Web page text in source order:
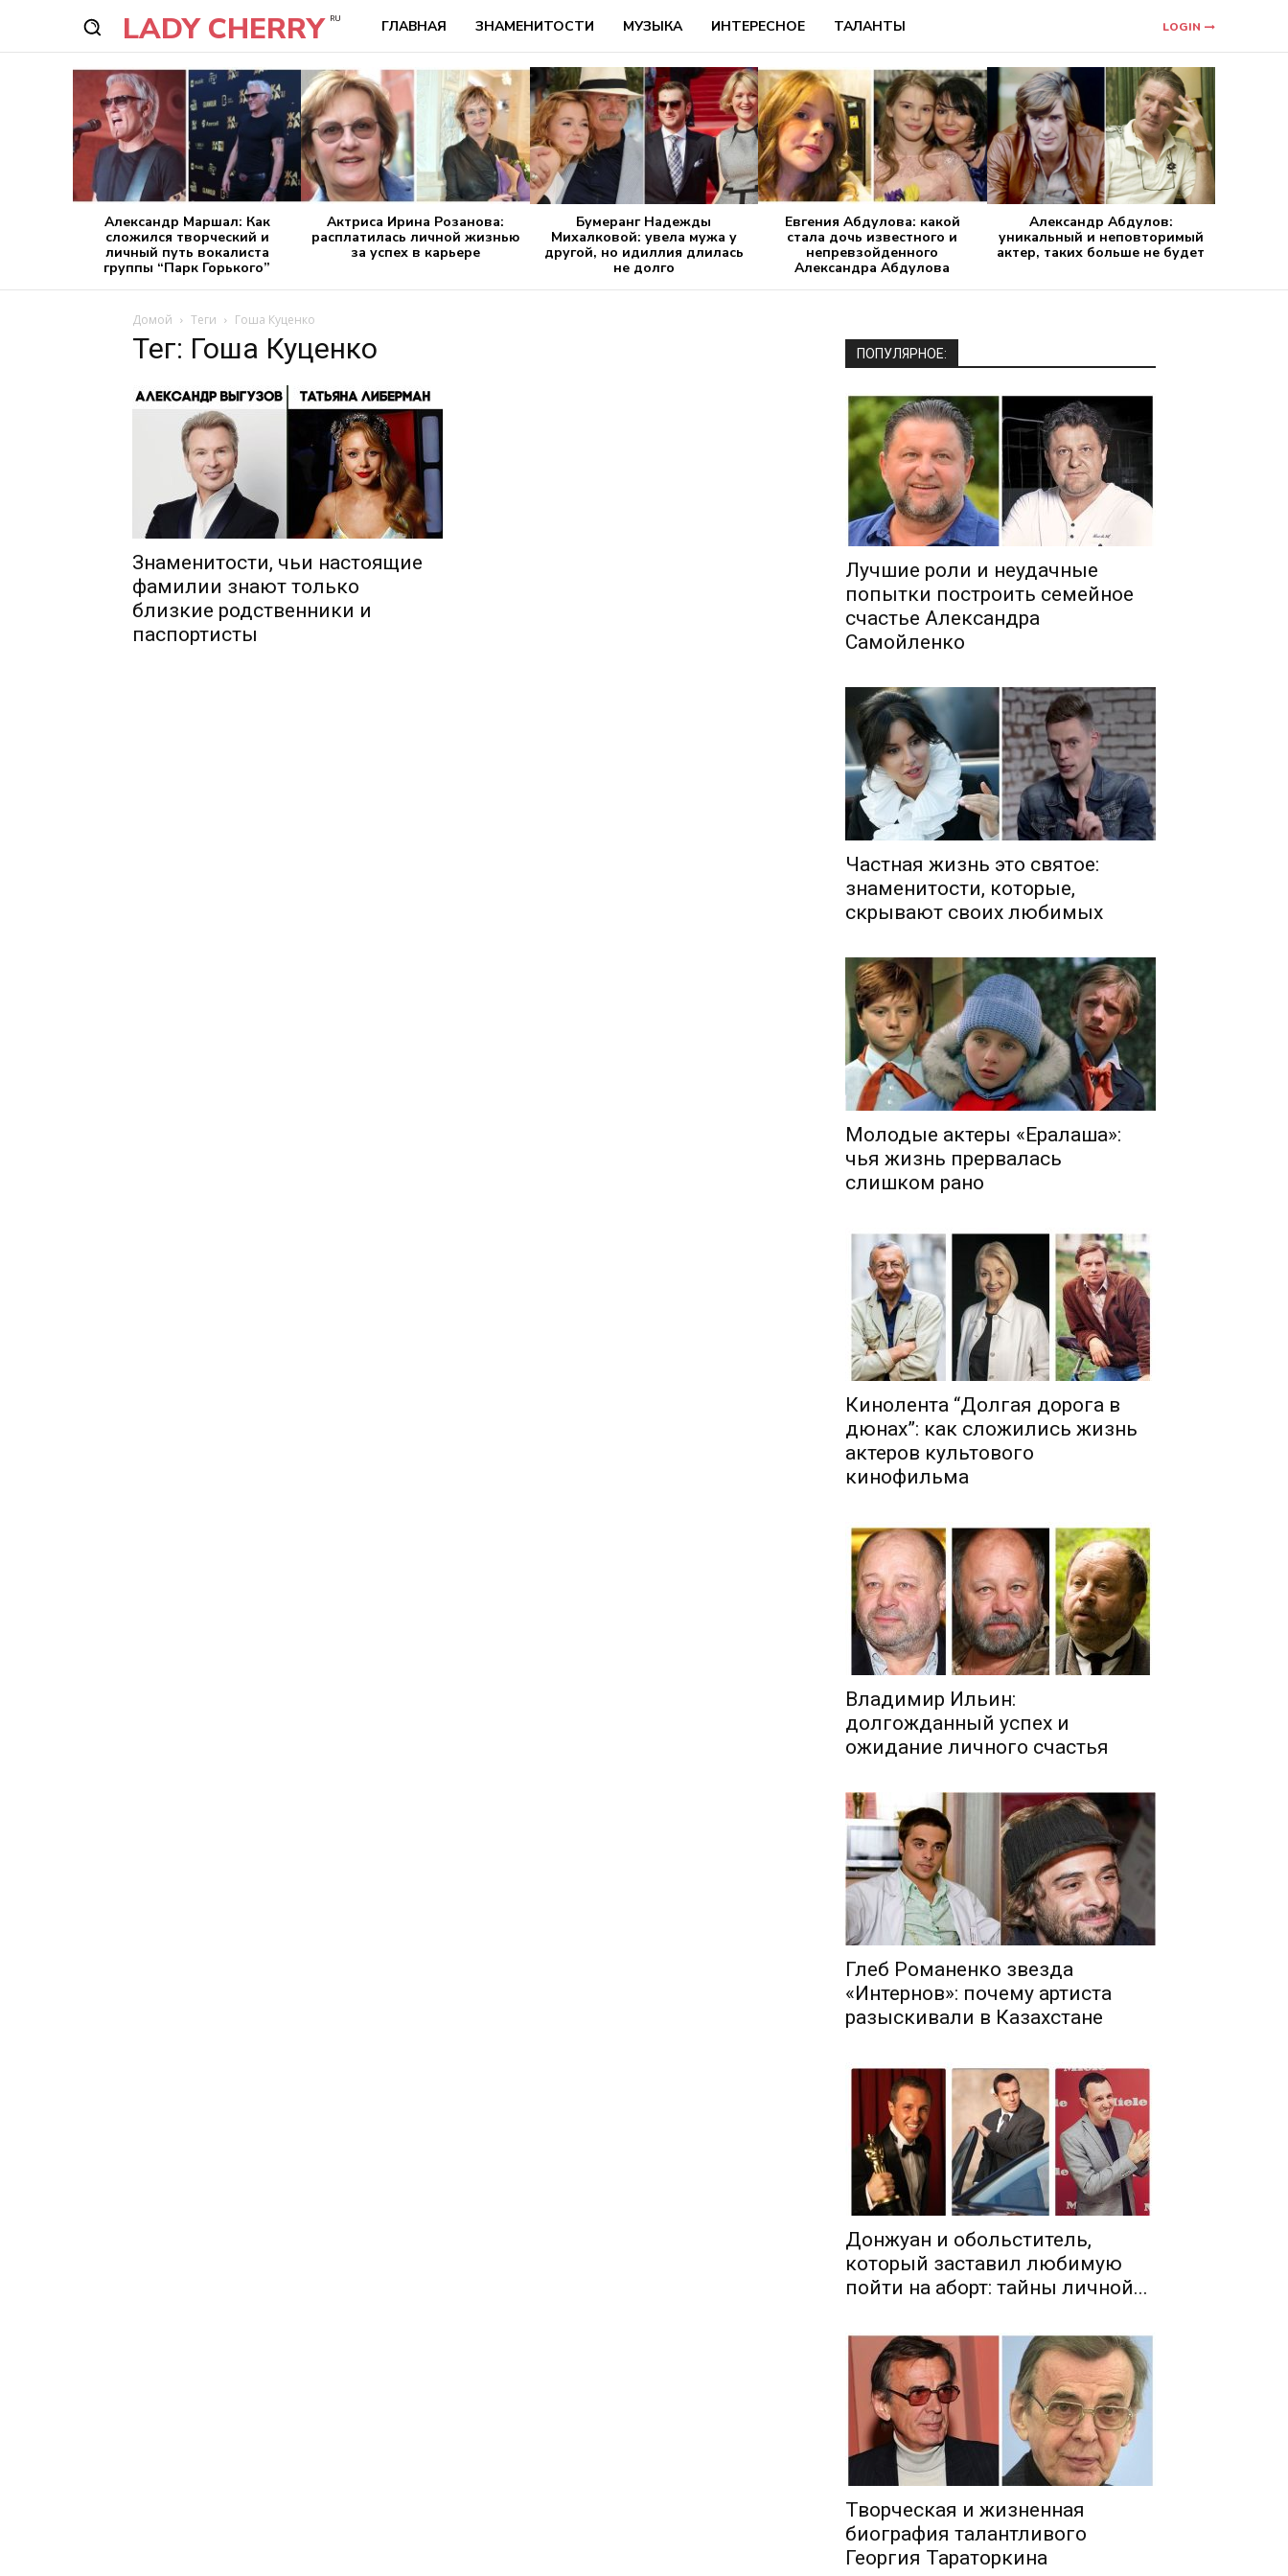
LADY CHERRY RU ГЛАВНАЯ ЗНАМЕНИТОСТИ МУЗЫКА ИНТЕРЕСНОЕ ТАЛАНТЫ LOGIN
Александр Маршал: Как
сложился творческий и
личный путь вокалиста
группы “Парк Горького”
Актриса Ирина Розанова:
расплатилась личной жизнью
за успех в карьере
Бумеранг Надежды
Михалковой: увела мужа у
другой, но идиллия длилась
не долго
Евгения Абдулова: какой
стала дочь известного и
непревзойденного
Александра Абдулова
Александр Абдулов:
уникальный и неповторимый
актер, таких больше не будет
Домой Теги Гоша Куценко
Тег: Гоша Куценко
Знаменитости, чьи настоящие
фамилии знают только
близкие родственники и
паспортисты
ПОПУЛЯРНОЕ:
Лучшие роли и неудачные
попытки построить семейное
счастье Александра
Самойленко
Частная жизнь это святое:
знаменитости, которые,
скрывают своих любимых
Молодые актеры «Ералаша»:
чья жизнь прервалась
слишком рано
Кинолента “Долгая дорога в
дюнах”: как сложились жизнь
актеров культового
кинофильма
Владимир Ильин:
долгожданный успех и
ожидание личного счастья
Глеб Романенко звезда
«Интернов»: почему артиста
разыскивали в Казахстане
Донжуан и обольститель,
который заставил любимую
пойти на аборт: тайны личной...
Творческая и жизненная
биография талантливого
Георгия Тараторкина